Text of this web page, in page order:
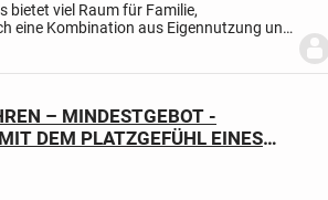
bietet viel Raum für Familie,
eine Kombination aus Eigennutzung und
– MINDESTGEBOT -
DEM PLATZGEFÜHL EINES